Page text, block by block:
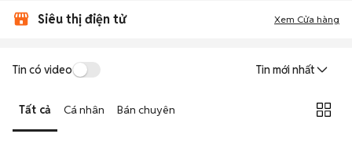
Siêu thị điện tử Xem Cửa hàng
Tin có video Tin mới nhất
Tất cả Cá nhân Bán chuyên